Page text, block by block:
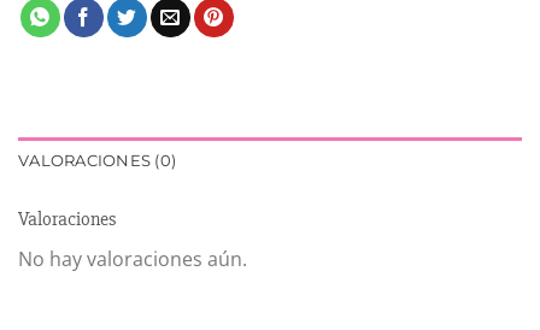
VALORACIONES (0)
Valoraciones
No hay valoraciones aún.